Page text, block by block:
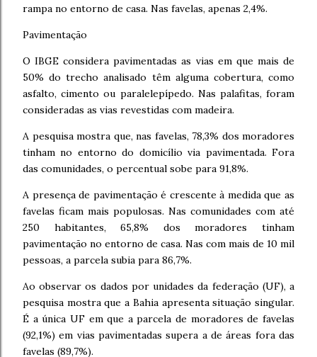
rampa no entorno de casa. Nas favelas, apenas 2,4%.
Pavimentação
O IBGE considera pavimentadas as vias em que mais de
50% do trecho analisado têm alguma cobertura, como
asfalto, cimento ou paralelepípedo. Nas palafitas, foram
consideradas as vias revestidas com madeira.
A pesquisa mostra que, nas favelas, 78,3% dos moradores
tinham no entorno do domicílio via pavimentada. Fora
das comunidades, o percentual sobe para 91,8%.
A presença de pavimentação é crescente à medida que as
favelas ficam mais populosas. Nas comunidades com até
250 habitantes, 65,8% dos moradores tinham
pavimentação no entorno de casa. Nas com mais de 10 mil
pessoas, a parcela subia para 86,7%.
Ao observar os dados por unidades da federação (UF), a
pesquisa mostra que a Bahia apresenta situação singular.
É a única UF em que a parcela de moradores de favelas
(92,1%) em vias pavimentadas supera a de áreas fora das
favelas (89,7%).